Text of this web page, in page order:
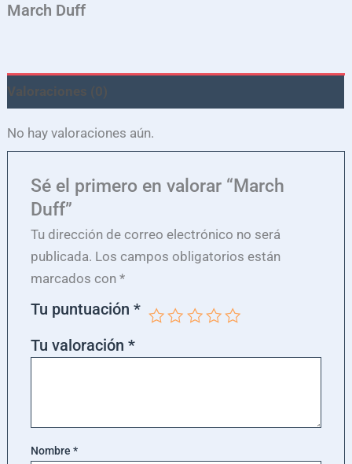
March Duff
Valoraciones (0)
No hay valoraciones aún.
Sé el primero en valorar “March
Duff”
Tu dirección de correo electrónico no será
publicada. Los campos obligatorios están
marcados con *
Tu puntuación *
Tu valoración *
Nombre *